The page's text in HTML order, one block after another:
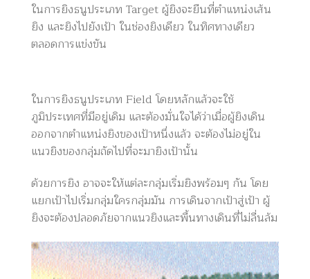
ในการยิงธนูประเภท Target ผู้ยิงจะยืนที่ตำแหน่งเส้น
ยิง และยิงไปยังเป้า ในช่องยิงเดียว ในทิศทางเดียว
ตลอดการแข่งขัน
ในการยิงธนูประเภท Field โดยหลักแล้วจะใช้
ภูมิประเทศที่มีอยู่เดิม และต้องมั่นใจได้ว่าเมื่อผู้ยิงเดิน
ออกจากตำแหน่งยิงของเป้าหนึ่งแล้ว จะต้องไม่อยู่ใน
แนวยิงของกลุ่มถัดไปที่จะมายิงเป้านั้น
ด้วยการยิง อาจจะให้แต่ละกลุ่มเริ่มยิงพร้อมๆ กัน โดย
แยกเป้าไปเริ่มกลุ่มใครกลุ่มมัน การเดินจากเป้าสู่เป้า ผู้
ยิงจะต้องปลอดภัยจากแนวยิงและพื้นทางเดินที่ไม่ลื่นล้ม